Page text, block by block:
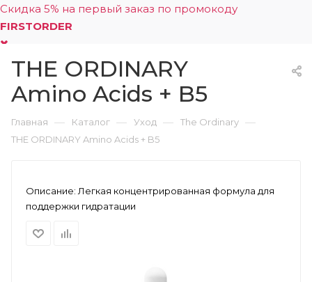
Скидка 5% на первый заказ по промокоду
FIRSTORDER
0
THE ORDINARY
Amino Acids + B5
Главная — Каталог — Уход — The Ordinary —
THE ORDINARY Amino Acids + B5
Описание: Легкая концентрированная формула для
поддержки гидратации